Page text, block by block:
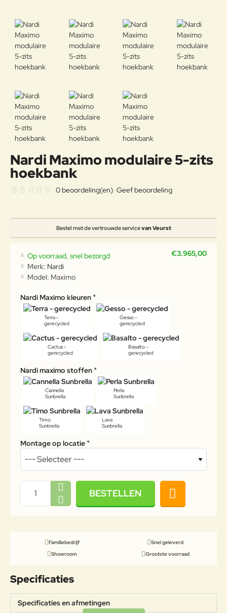
Nardi Maximo modulaire 5-zits
hoekbank
Bestel met de vertrouwde servicevan Veurst
0 beoordeling(en) Geef beoordeling
€3.965,00
Op voorraad, snel bezorgd
Merk: Nardi
Model: Maximo
Nardi Maximo kleuren
Terra -
gerecycled
Gesso -
gerecycled
Cactus -
gerecycled
Basalto -
gerecycled
Nardi maximo stoffen
Cannella
Sunbrella
Perla
Sunbrella
Timo
Sunbrella
Lava
Sunbrella
Montage op locatie
BESTELLEN
Familiebedrijf
Snel geleverd
Showroom
Grootste voorraad
Specificaties
Specificaties en afmetingen